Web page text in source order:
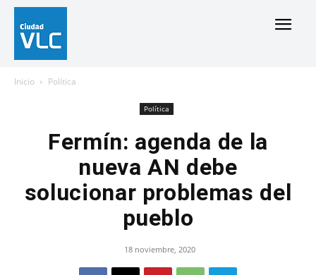
Inicio Política
Política
Fermín: agenda de la
nueva AN debe
solucionar problemas del
pueblo
18 noviembre, 2020